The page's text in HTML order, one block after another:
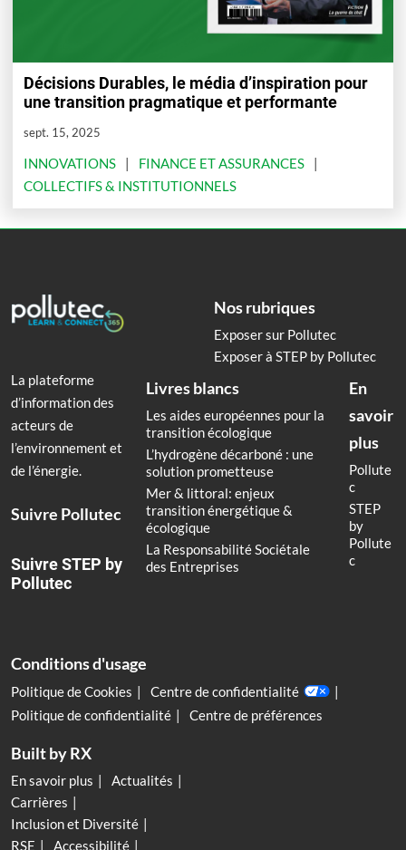
Décisions Durables, le média d’inspiration pour
une transition pragmatique et performante
sept. 15, 2025
INNOVATIONS
FINANCE ET ASSURANCES
COLLECTIFS & INSTITUTIONNELS
La plateforme
d’information des
acteurs de
l’environnement et
de l’énergie.
Suivre Pollutec
Suivre STEP by
Pollutec
Nos rubriques
Exposer sur Pollutec
Exposer à STEP by Pollutec
Livres blancs
Les aides européennes pour la
transition écologique
L’hydrogène décarboné : une
solution prometteuse
Mer & littoral: enjeux
transition énergétique &
écologique
La Responsabilité Sociétale
des Entreprises
En
savoir
plus
Pollute
c
STEP
by
Pollute
c
Conditions d'usage
Politique de Cookies
Centre de confidentialité
Politique de confidentialité
Centre de préférences
Built by RX
En savoir plus
Actualités
Carrières
Inclusion et Diversité
RSE
Accessibilité